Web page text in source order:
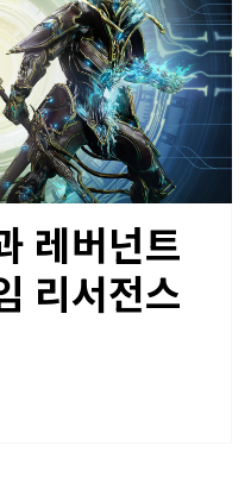
레버넌트
리서전스